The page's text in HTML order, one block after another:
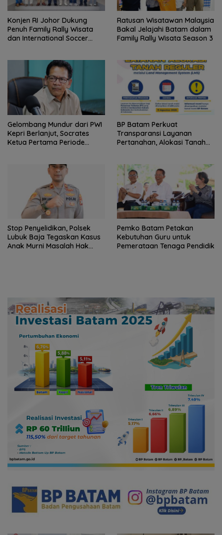
Konjen RI Johor Dukung
Penuh Family Rally Wisata
dan International Soccer
Ratusan Wisatawan Malaysia
Bakal Jelajahi Batam dalam
Family Rally Wisata Season 3
Gelombang Mundur dari PWI
Kepri Berlanjut, Socrates
Ketua Pertama Periode
BP Batam Perkuat
Transparansi Layanan
Pertanahan, Alokasi Tanah
Stop Penyelidikan, Polsek
Lubuk Baja Tegaskan Kasus
Anak Murni Masalah Hak
Pemko Batam Petakan
Kebutuhan Guru untuk
Pemerataan Tenaga Pendidik